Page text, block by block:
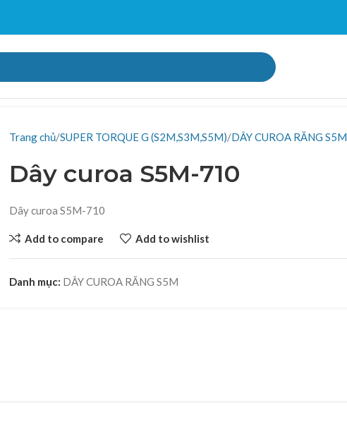
Trang chủ SUPER TORQUE G (S2M,S3M,S5M) DÂY CUROA RĂNG S5M
Dây curoa S5M-710
Dây curoa S5M-710
Add to compare Add to wishlist
Danh mục: DÂY CUROA RĂNG S5M